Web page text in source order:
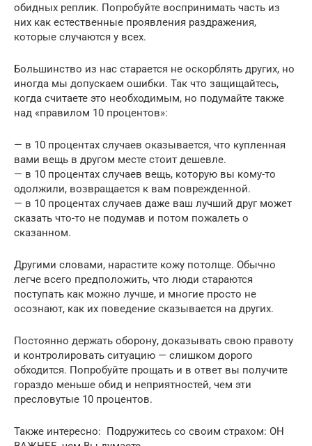
обидных реплик. Попробуйте воспринимать часть из
них как естественные проявления раздражения,
которые случаются у всех.
Большинство из нас старается не оскорблять других, но
иногда мы допускаем ошибки. Так что защищайтесь,
когда считаете это необходимым, но подумайте также
над «правилом 10 процентов»:
— в 10 процентах случаев оказывается, что купленная
вами вещь в другом месте стоит дешевле.
— в 10 процентах случаев вещь, которую вы кому-то
одолжили, возвращается к вам поврежденной.
— в 10 процентах случаев даже ваш лучший друг может
сказать что-то не подумав и потом пожалеть о
сказанном.
Другими словами, нарастите кожу потолще. Обычно
легче всего предположить, что люди стараются
поступать как можно лучше, и многие просто не
осознают, как их поведение сказывается на других.
Постоянно держать оборону, доказывать свою правоту
и контролировать ситуацию — слишком дорого
обходится. Попробуйте прощать и в ответ вы получите
гораздо меньше обид и неприятностей, чем эти
пресловутые 10 процентов.
Также интересно: Подружитесь со своим страхом: ОН